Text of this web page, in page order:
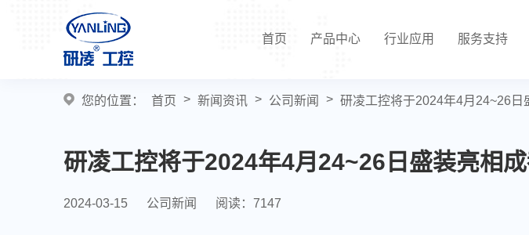
首页 产品中心 行业应用 服务支持
您的位置： 首页 > 新闻资讯 > 公司新闻 > 研凌工控将于2024年4月24~26日
研凌工控将于2024年4月24~26日盛装亮相
2024-03-15 公司新闻 阅读：7147